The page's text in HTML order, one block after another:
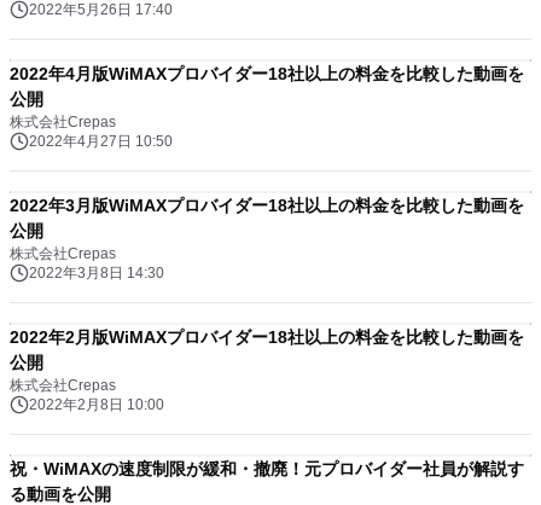
2022年5月26日 17:40
2022年4月版WiMAXプロバイダー18社以上の料金を比較した動画を
公開
株式会社Crepas
2022年4月27日 10:50
2022年3月版WiMAXプロバイダー18社以上の料金を比較した動画を
公開
株式会社Crepas
2022年3月8日 14:30
2022年2月版WiMAXプロバイダー18社以上の料金を比較した動画を
公開
株式会社Crepas
2022年2月8日 10:00
祝・WiMAXの速度制限が緩和・撤廃！元プロバイダー社員が解説す
る動画を公開